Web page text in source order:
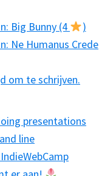
Big Bunny (4
)
Ne Humanus Crede
om te schrijven.
presentations
line